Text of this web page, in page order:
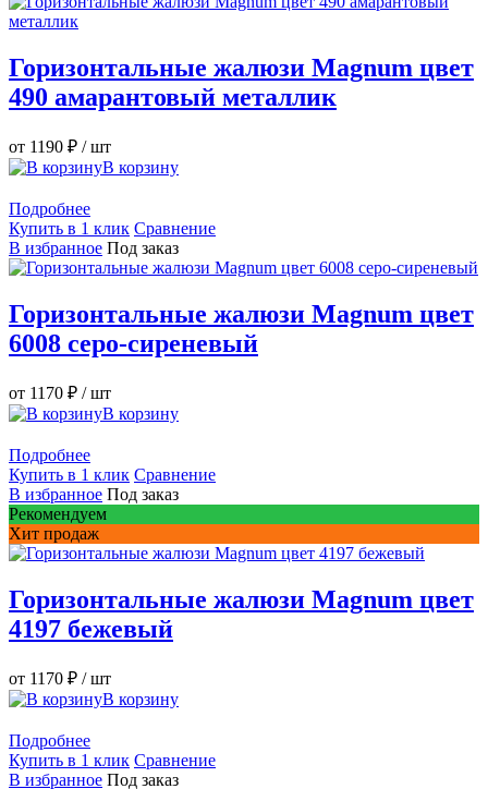
Горизонтальные жалюзи Magnum цвет
490 амарантовый металлик
от 1190 ₽ / шт
В корзину
Подробнее
Купить в 1 клик Сравнение
В избранное Под заказ
Горизонтальные жалюзи Magnum цвет
6008 серо-сиреневый
от 1170 ₽ / шт
В корзину
Подробнее
Купить в 1 клик Сравнение
В избранное Под заказ
Рекомендуем
Хит продаж
Горизонтальные жалюзи Magnum цвет
4197 бежевый
от 1170 ₽ / шт
В корзину
Подробнее
Купить в 1 клик Сравнение
В избранное Под заказ